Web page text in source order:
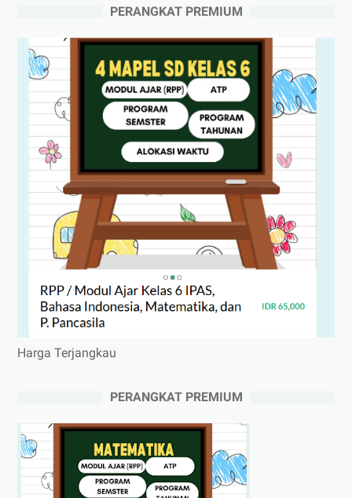
PERANGKAT PREMIUM
Harga Terjangkau
PERANGKAT PREMIUM